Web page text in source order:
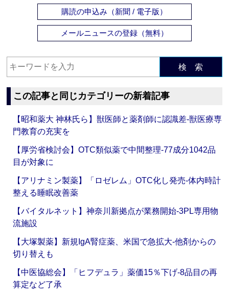
購読の申込み（新聞 / 電子版）
メールニュースの登録（無料）
検 索
この記事と同じカテゴリーの新着記事
【昭和薬大 神林氏ら】獣医師と薬剤師に認識差‐獣医療専
門教育の充実を
【厚労省検討会】OTC類似薬で中間整理‐77成分1042品
目が対象に
【アリナミン製薬】「ロゼレム」OTC化し発売‐体内時計
整える睡眠改善薬
【バイタルネット】神奈川新拠点が業務開始‐3PL専用物
流施設
【大塚製薬】新規IgA腎症薬、米国で急拡大‐他剤からの
切り替えも
【中医協総会】「ヒフデュラ」薬価15％下げ‐8品目の再
算定など了承